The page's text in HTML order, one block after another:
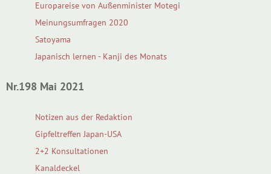
Europareise von Außenminister Motegi
Meinungsumfragen 2020
Satoyama
Japanisch lernen - Kanji des Monats
Nr.198 Mai 2021
Notizen aus der Redaktion
Gipfeltreffen Japan-USA
2+2 Konsultationen
Kanaldeckel